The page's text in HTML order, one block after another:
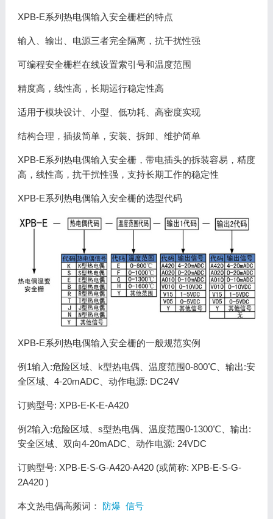
XPB-E系列热电偶输入安全栅栏的特点
输入、输出、电源三者完全隔离，抗干扰性强
可编程安全栅栏在线设置索引号和温度范围
精度高，线性高，长期运行稳定性高
适用于模块设计、小型、低功耗、高密度实现
结构合理，插拔简单，安装、拆卸、维护简单
XPB-E系列热电偶输入安全栅，带电插头的拆装容易，精度
高，线性高，抗干扰性强，支持长期工作的稳定性
XPB-E系列热电偶输入安全栅的选型代码
XPB-E系列热电偶输入安全栅的一般规范实例
例1输入:危险区域、k型热电偶、温度范围0-800℃、输出:安
全区域、4-20mADC、动作电源: DC24V
订购型号: XPB-E-K-E-A420
例2输入:危险区域、s型热电偶、温度范围0-1300℃、输出:
安全区域、双向4-20mADC、动作电源: 24VDC
订购型号: XPB-E-S-G-A420-A420 (或简称: XPB-E-S-G-
2A420 )
本文热电偶高频词： 防爆 信号